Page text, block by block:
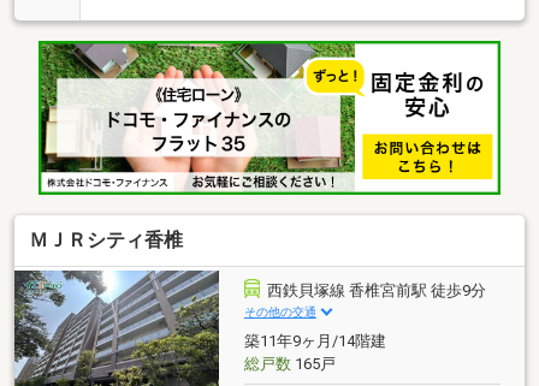
約14.7帖、対面カウンターで会話が弾む広々空間家族
の団らんに適した開放的な間取りです。！〇日当た
り・通風・眺望ともに良好で、四季折々の景色を楽し
める住環境！〇周辺には商業施設や生活利便施設も揃
っており、快適な暮らしをサポート！〇各居室に収納
スペースがあるため、お部屋をすっきりと使えます！
〇リフォーム・リノベーションのご相談承ります！お
得なフルリフォームのパックプランございます！お気
ＭＪＲシティ香椎
西鉄貝塚線 香椎宮前駅 徒歩9分
その他の交通
築11年9ヶ月/14階建
総戸数165戸